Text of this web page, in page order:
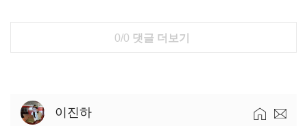
0/0 댓글 더보기
이진하